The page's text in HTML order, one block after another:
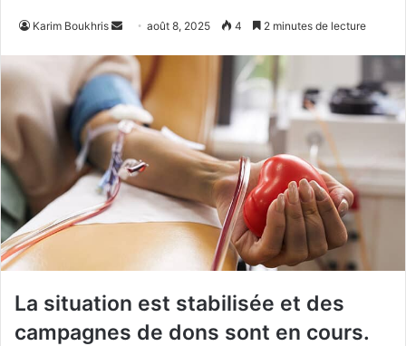
Karim Boukhris
Envoyer
courriel
août 8, 2025 4 2 minutes de lecture
La situation est stabilisée et des
campagnes de dons sont en cours.